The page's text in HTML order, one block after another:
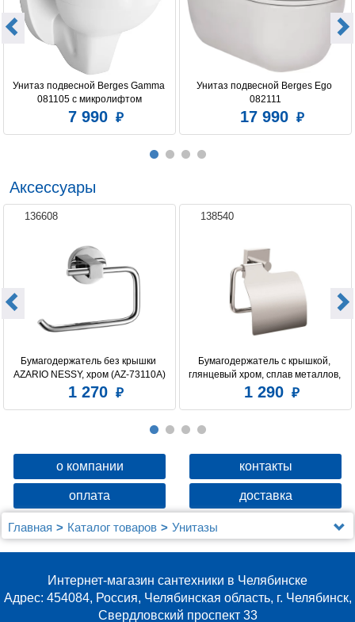
Унитаз подвесной Berges Gamma
081105 c микролифтом
7 990
Унитаз подвесной Berges Ego
082111
17 990
Аксессуары
136608
Бумагодержатель без крышки
AZARIO NESSY, хром (AZ-73110A)
1 270
138540
Бумагодержатель c крышкой,
глянцевый хром, сплав металлов,
Amur, Milardo, AMUSMC0M43
1 290
о компании контакты
оплата доставка
Главная Каталог товаров
Унитазы
Унитазы Berges Wasserhaus
PUMA Rimless 51 см, сиденье дюропласт Toma Slim SO
Интернет-магазин сантехники в Челябинске
Адрес: 454084, Россия, Челябинская область, г. Челябинск,
Свердловский проспект 33